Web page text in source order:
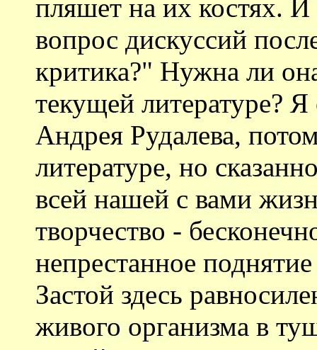
пляшет на их костях. И
вопрос дискуссий
критика?" Нужна ли
текущей литературе?
Андрея Рудалева,
литературе, но
всей нашей с вами
творчество -
непрестанное
Застой здесь
живого организма в